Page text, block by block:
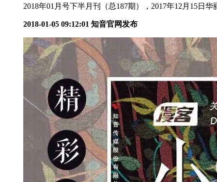
2018年01月号下半月刊（总187期），2017年12月15日华
2018-01-05 09:12:01 知音官网发布